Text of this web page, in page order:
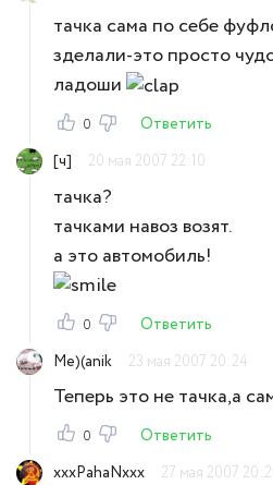
тачка сама по себе
зделали-это просто
ладоши
0
Ответить
[ч]
20 мая 2007 22:10
тачка?
тачками навоз возят.
а это автомобиль!
0
Ответить
Me)(anik
23 мая 2007 20:24
Теперь это не тачка,а
0
Ответить
xxxPahaNxxx
27 мая 2007